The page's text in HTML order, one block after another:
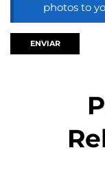
photos to